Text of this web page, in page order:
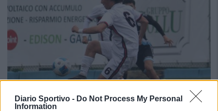
Diario Sportivo - Do Not Process My Personal
Information